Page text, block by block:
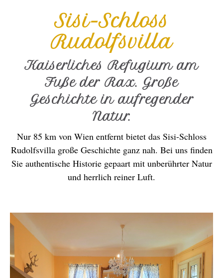
Sisi-Schloss
Rudolfsvilla
Kaiserliches Refugium am
Fuße der Rax. Große
Geschichte in aufregender
Natur.
Nur 85 km von Wien entfernt bietet das Sisi-Schloss
Rudolfsvilla große Geschichte ganz nah. Bei uns finden
Sie authentische Historie gepaart mit unberührter Natur
und herrlich reiner Luft.